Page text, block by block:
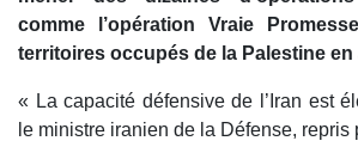
comme l’opération Vraie
territoires occupés de la Palestine en
« La capacité défensive de l’Iran est
le ministre iranien de la Défense, repris